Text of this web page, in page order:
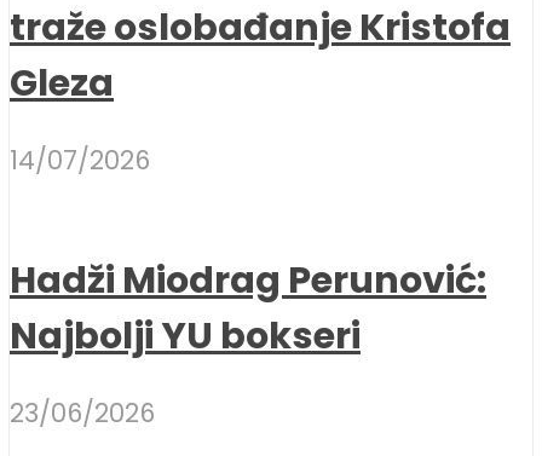
traže oslobađanje Kristofa
Gleza
14/07/2026
Hadži Miodrag Perunović:
Najbolji YU bokseri
23/06/2026